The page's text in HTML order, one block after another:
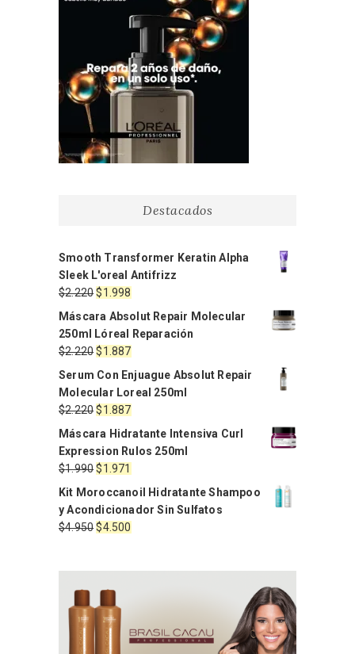
Destacados
Smooth Transformer Keratin Alpha
Sleek L'oreal Antifrizz
$2.220El
precio
original
era:
$2.220.
$1.998
precio
actual
es:
$1.998.
Máscara Absolut Repair Molecular
250ml Lóreal Reparación
$2.220El
precio
original
era:
$2.220.
$1.887El
precio
actual
es:
$1.887.
Serum Con Enjuague Absolut Repair
Molecular Loreal 250ml
$2.220El
precio
original
era:
$2.220.
$1.887El
actual
es:
$1.887.
Máscara Hidratante Intensiva Curl
Expression Rulos 250ml
$1.990El
original
era:
$1.990.
$1.971
precio
actual
es:
$1.971.
Kit Moroccanoil Hidratante Shampoo
y Acondicionador Sin Sulfatos
$4.950El
$4.950.
$4.500